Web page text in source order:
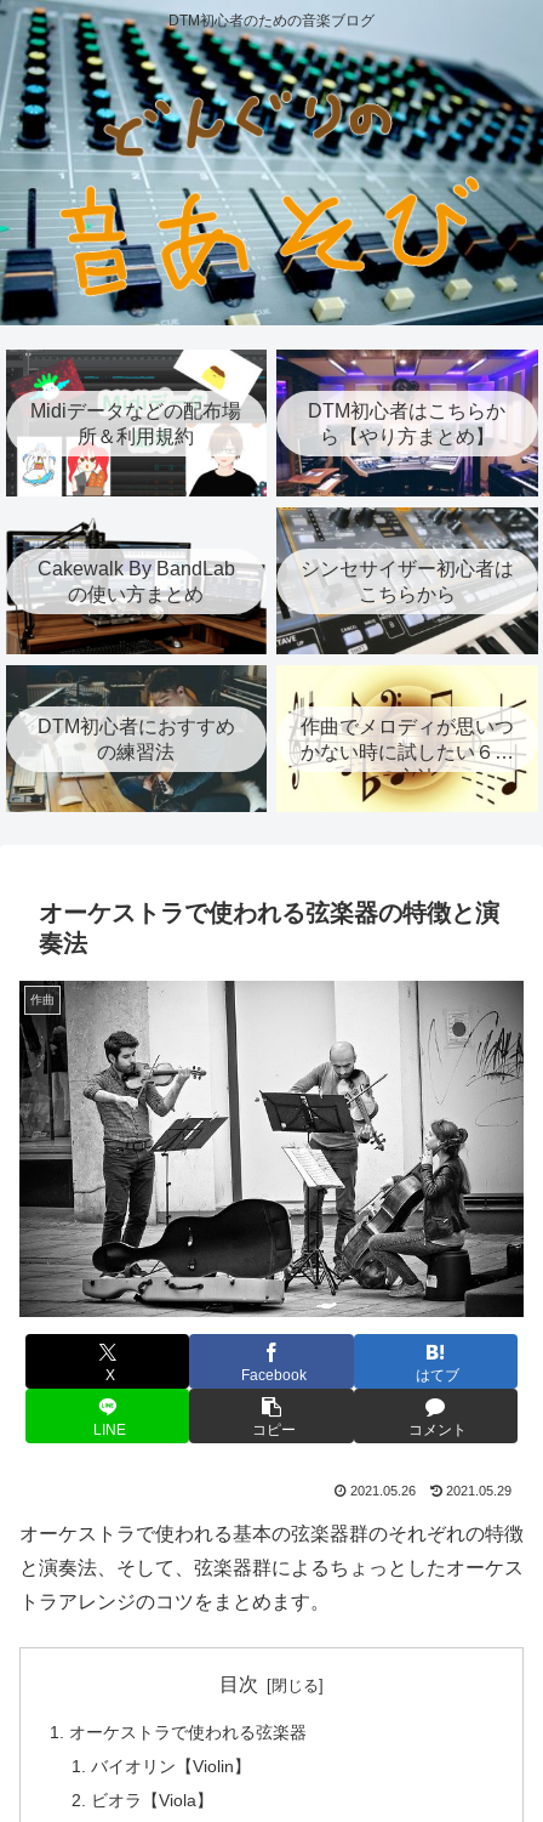
DTM初心者のための音楽ブログ
Midiデータなどの配布場
所＆利用規約
DTM初心者はこちらか
ら【やり方まとめ】
Cakewalk By BandLab
の使い方まとめ
シンセサイザー初心者は
こちらから
DTM初心者におすすめ
の練習法
作曲でメロディが思いつ
かない時に試したい６つ
の方法
オーケストラで使われる弦楽器の特徴と演
奏法
作曲
X Facebook はてブ
LINE コピー コメント
2021.05.26 2021.05.29
オーケストラで使われる基本の弦楽器群のそれぞれの特徴
と演奏法、そして、弦楽器群によるちょっとしたオーケス
トラアレンジのコツをまとめます。
目次
オーケストラで使われる弦楽器
バイオリン【Violin】
ビオラ【Viola】